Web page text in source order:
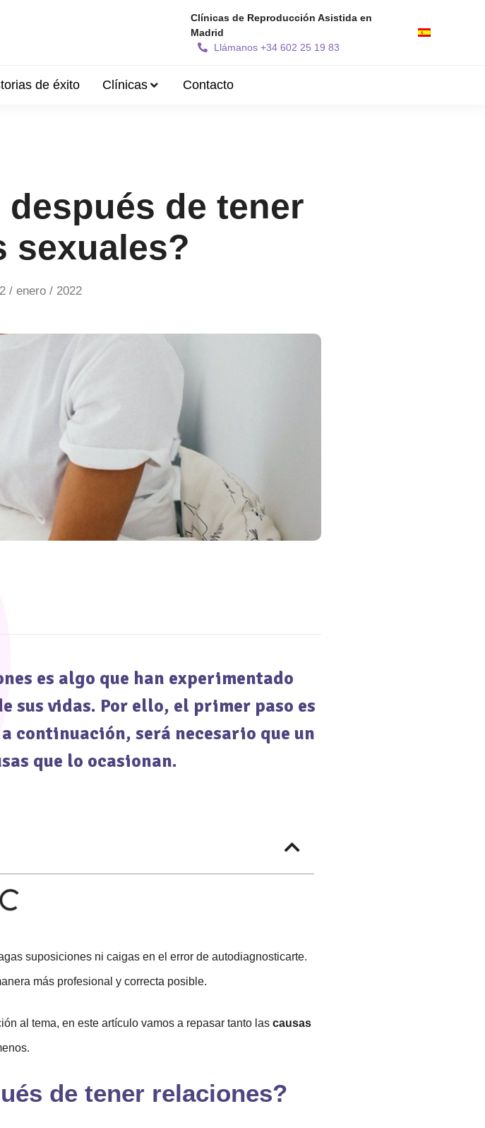
Clínicas de Reproducción Asistida en
Madrid
Llámanos +34 602 25 19 83
de éxito Clínicas Contacto
de tener
sexuales?
/ enero / 2022
es algo que han experimentado
sus vidas. Por ello, el primer paso es
continuación, será necesario que un
que lo ocasionan.
suposiciones ni caigas en el error de autodiagnosticarte.
más profesional y correcta posible.
al tema, en este artículo vamos a repasar tanto las causas
de tener relaciones?